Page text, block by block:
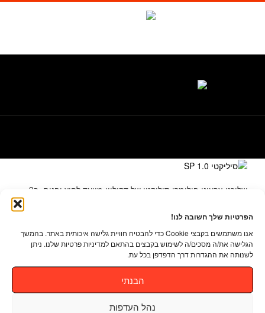
הפרטיות שלך חשובה לנו!
אנו משתמשים בקבצי Cookie כדי להבטיח חוויית גלישה איכותית באתר. בהמשך
הגלישה את/ה מסכים/ה לשימוש בקבצים בהתאם למדיניות פרטיות שלנו. ניתן
לשנותה את ההגדרות דרך הדפדפן בכל עת.
הבנתי
נהל העדפות
דלג
שליכט צבעוני פולימרי סיליקטי של דקוליין מיועד לחוץ ופנים. ב3
דקוליין בע"מ ת.ד. 12100 רחוב התלם 3 פארק תעשיות עמק חפר
טל.
1-700-700-986
, פקס04-6187022
sales@decoline.co.il השאר פרטים חייג
עכשיו